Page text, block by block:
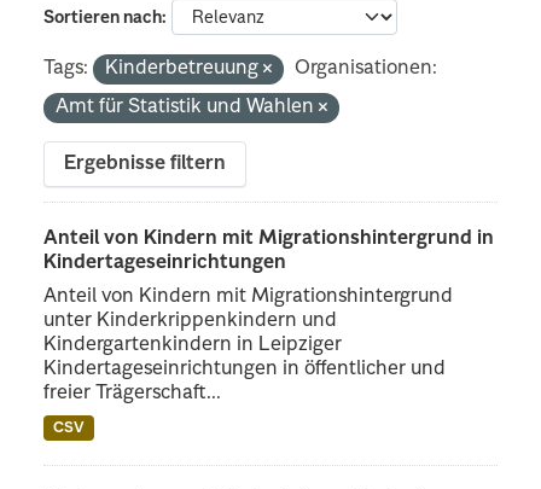
Sortieren nach
Tags: Kinderbetreuung
Organisationen:
Amt für Statistik und Wahlen
Ergebnisse filtern
Anteil von Kindern mit Migrationshintergrund in
Kindertageseinrichtungen
Anteil von Kindern mit Migrationshintergrund
unter Kinderkrippenkindern und
Kindergartenkindern in Leipziger
Kindertageseinrichtungen in öffentlicher und
freier Trägerschaft...
CSV